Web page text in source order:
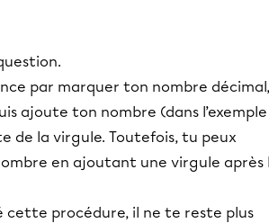
par marquer ton nombre décimal,
ajoute ton nombre (dans l’exemple
de la virgule. Toutefois, tu peux
en ajoutant une virgule après
cette procédure, il ne te reste plus